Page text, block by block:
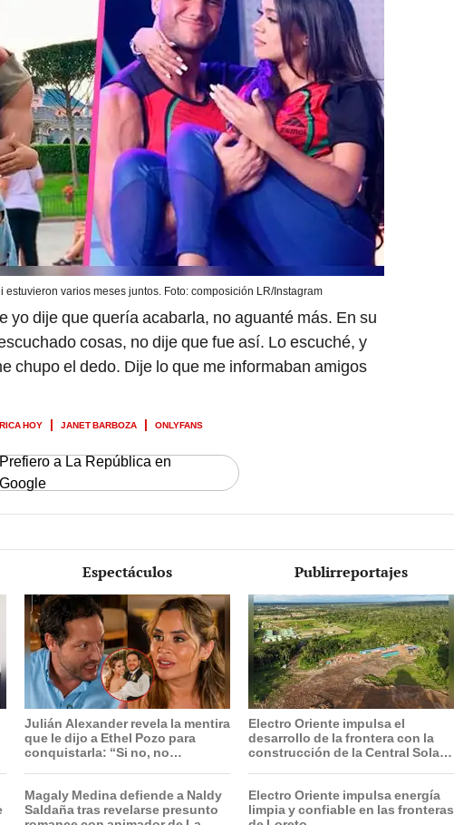
estuvieron varios meses juntos. Foto: composición LR/Instagram
yo dije que quería acabarla, no aguanté más. En su
cosas, no dije que fue así. Lo escuché, y
chupo el dedo. Dije lo que me informaban amigos
HOY JANET BARBOZA ONLYFANS
a La República en
Google
Espectáculos
Julián Alexander revela la mentira
que le dijo a Ethel Pozo para
conquistarla: “Si no, no
Magaly Medina defiende a Naldy
Saldaña tras revelarse presunto
Publirreportajes
Electro Oriente impulsa el
desarrollo de la frontera con la
construcción de la Central Solar
Electro Oriente impulsa energía
limpia y confiable en las fronteras